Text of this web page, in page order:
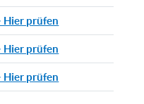
Hier prüfen
Hier prüfen
Hier prüfen